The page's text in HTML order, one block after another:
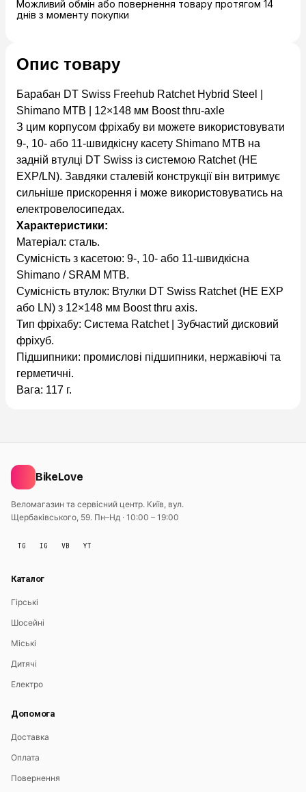
Можливий обмін або повернення товару протягом 14
днів з моменту покупки
Опис товару
Барабан DT Swiss Freehub Ratchet Hybrid Steel |
Shimano MTB | 12×148 мм Boost thru-axle
З цим корпусом фріхабу ви можете використовувати
9-, 10- або 11-швидкісну касету Shimano MTB на
задній втулці DT Swiss із системою Ratchet (НЕ
EXP/LN). Завдяки сталевій конструкції він витримує
сильніше прискорення і може використовуватись на
електровелосипедах.
Характеристики:
Матеріал: сталь.
Сумісність з касетою: 9-, 10- або 11-швидкісна
Shimano / SRAM MTB.
Сумісність втулок: Втулки DT Swiss Ratchet (НЕ EXP
або LN) з 12×148 мм Boost thru axis.
Тип фріхабу: Система Ratchet | Зубчастий дисковий
фріхуб.
Підшипники: промислові підшипники, нержавіючі та
герметичні.
Вага: 117 г.
BikeLove
Веломагазин та сервісний центр. Київ, вул.
Щербаківського, 59. Пн–Нд · 10:00 – 19:00
TG IG VB YT
Каталог
Гірські
Шосейні
Міські
Дитячі
Електро
Допомога
Доставка
Оплата
Повернення